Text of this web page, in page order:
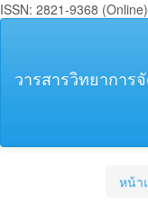
ISSN: 2821-9368 (Online)
วารสารวิทยาการ
หน้า